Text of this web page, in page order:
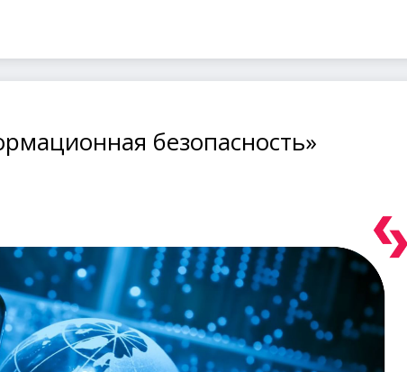
безопасность»